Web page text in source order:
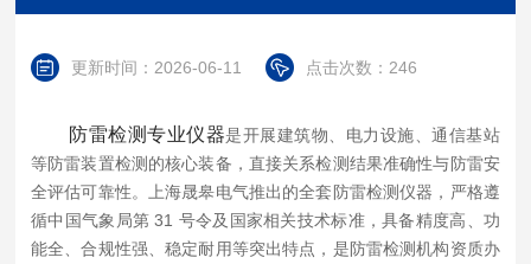
更新时间：2026-06-11 点击次数：246
防雷检测专业仪器是开展建筑物、电力设施、通信基站
等防雷装置检测的核心装备，直接关系检测结果准确性与防雷安
全评估可靠性。上海晟皋电气推出的全套防雷检测仪器，严格遵
循中国气象局第 31 号令及国家相关技术标准，具备精度高、功
能全、合规性强、稳定耐用等突出特点，是防雷检测机构资质办